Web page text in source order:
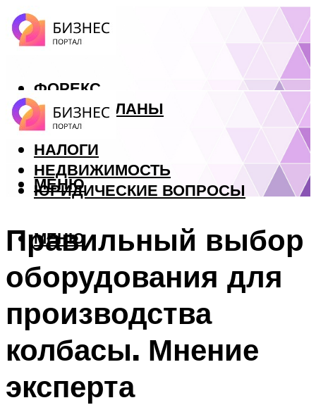
ФОРЕКС
БИЗНЕС ПЛАНЫ
КРЕДИТЫ
НАЛОГИ
НЕДВИЖИМОСТЬ
ЮРИДИЧЕСКИЕ ВОПРОСЫ
МЕНЮ
МЕНЮ
Правильный выбор
оборудования для
производства
колбасы. Мнение
эксперта